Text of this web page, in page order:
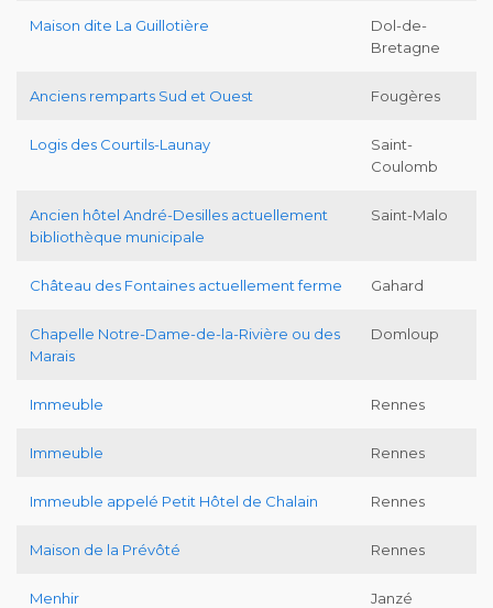
Maison dite La Guillotière
Dol-de-
Bretagne
Anciens remparts Sud et Ouest Fougères
Logis des Courtils-Launay
Saint-
Coulomb
Ancien hôtel André-Desilles actuellement
bibliothèque municipale
Saint-Malo
Château des Fontaines actuellement ferme Gahard
Chapelle Notre-Dame-de-la-Rivière ou des
Marais
Domloup
Immeuble Rennes
Immeuble Rennes
Immeuble appelé Petit Hôtel de Chalain Rennes
Maison de la Prévôté Rennes
Menhir Janzé